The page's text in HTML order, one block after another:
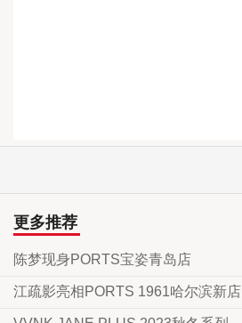
更多推荐
陈梦现身PORTS宝姿青岛店
江疏影亮相PORTS 1961哈尔滨新店